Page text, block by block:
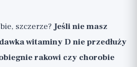
szczerze?Jeśli nie masz
witaminy D nie przedłuży
rakowi czy chorobie